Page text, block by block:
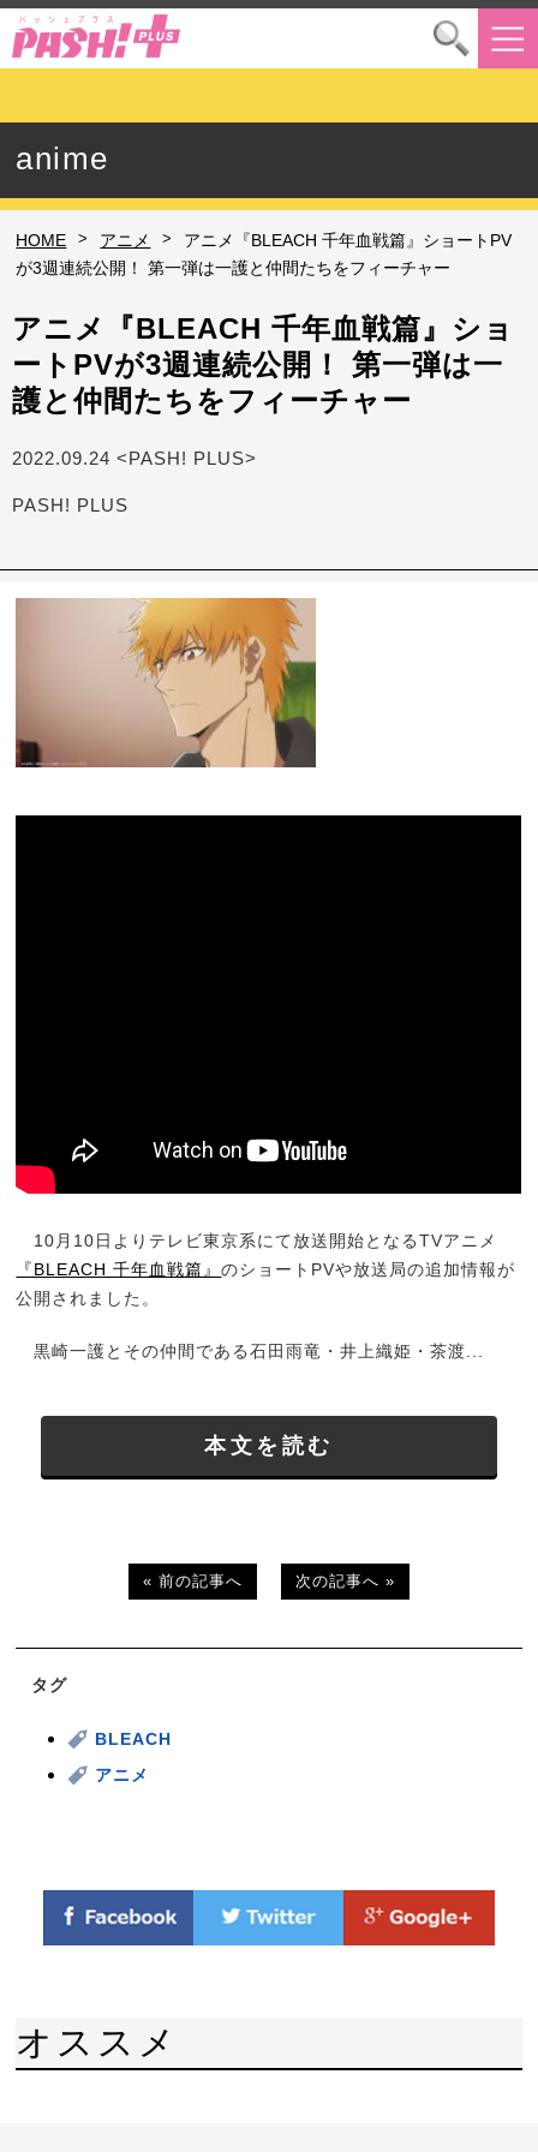
anime
HOME > アニメ >
アニメ『BLEACH 千年血戦篇』ショートPV
が3週連続公開！ 第一弾は一護と仲間たちをフィーチャー
アニメ『BLEACH 千年血戦篇』ショ
ートPVが3週連続公開！ 第一弾は一
護と仲間たちをフィーチャー
2022.09.24 <PASH! PLUS>
PASH! PLUS
10月10日よりテレビ東京系にて放送開始となるTVアニメ
『BLEACH 千年血戦篇』のショートPVや放送局の追加情報が
公開されました。
黒崎一護とその仲間である石田雨竜・井上織姫・茶渡...
本文を読む
« 前の記事へ 次の記事へ »
タグ
BLEACH
アニメ
オススメ